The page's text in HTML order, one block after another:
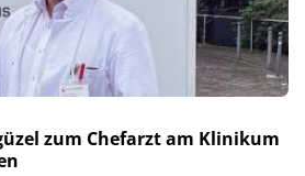
zum Chefarzt am Klinikum